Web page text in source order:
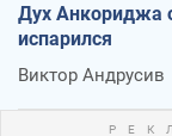
Дух Анкориджа
испарился
Виктор Андрусив